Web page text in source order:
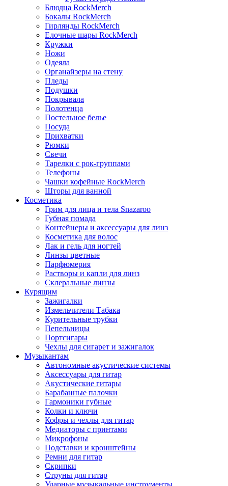
Блюдца RockMerch
Бокалы RockMerch
Гирлянды RockMerch
Елочные шары RockMerch
Кружки
Ножи
Одеяла
Органайзеры на стену
Пледы
Подушки
Покрывала
Полотенца
Постельное белье
Посуда
Прихватки
Рюмки
Свечи
Тарелки с рок-группами
Телефоны
Чашки кофейные RockMerch
Шторы для ванной
Косметика
Грим для лица и тела Snazaroo
Губная помада
Контейнеры и аксессуары для линз
Косметика для волос
Лак и гель для ногтей
Линзы цветные
Парфюмерия
Растворы и капли для линз
Склеральные линзы
Курящим
Зажигалки
Измельчители Табака
Курительные трубки
Пепельницы
Портсигары
Чехлы для сигарет и зажигалок
Музыкантам
Автономные акустические системы
Аксессуары для гитар
Акустические гитары
Барабанные палочки
Гармоники губные
Колки и ключи
Кофры и чехлы для гитар
Медиаторы с принтами
Микрофоны
Подставки и кронштейны
Ремни для гитар
Скрипки
Струны для гитар
Ударные музыкальные инструменты